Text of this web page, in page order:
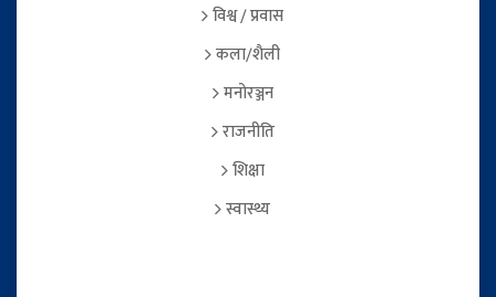
विश्व / प्रवास
कला/शैली
मनोरञ्जन
राजनीति
शिक्षा
स्वास्थ्य